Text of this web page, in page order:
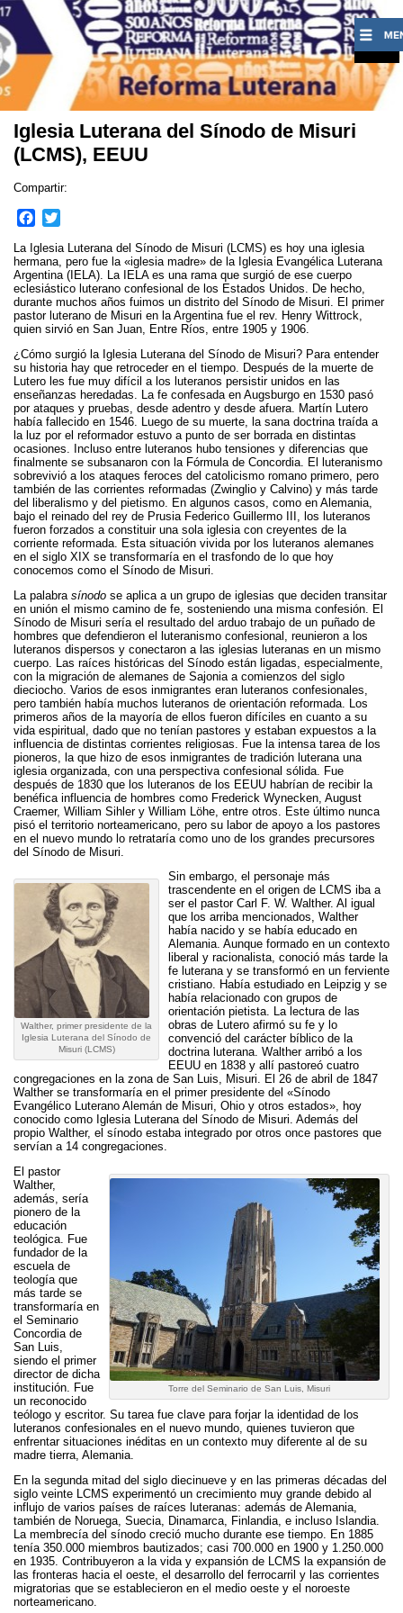
Iglesia Luterana del Sínodo de Misuri
(LCMS), EEUU
Compartir:
c
e
b
o
o
i
t
t
e
r
La Iglesia Luterana del Sínodo de Misuri (LCMS) es hoy una iglesia
hermana, pero fue la «iglesia madre» de la Iglesia Evangélica Luterana
Argentina (IELA). La IELA es una rama que surgió de ese cuerpo
eclesiástico luterano confesional de los Estados Unidos. De hecho,
durante muchos años fuimos un distrito del Sínodo de Misuri. El primer
pastor luterano de Misuri en la Argentina fue el rev. Henry Wittrock,
quien sirvió en San Juan, Entre Ríos, entre 1905 y 1906.
¿Cómo surgió la Iglesia Luterana del Sínodo de Misuri? Para entender
su historia hay que retroceder en el tiempo. Después de la muerte de
Lutero les fue muy difícil a los luteranos persistir unidos en las
enseñanzas heredadas. La fe confesada en Augsburgo en 1530 pasó
por ataques y pruebas, desde adentro y desde afuera. Martín Lutero
había fallecido en 1546. Luego de su muerte, la sana doctrina traída a
la luz por el reformador estuvo a punto de ser borrada en distintas
ocasiones. Incluso entre luteranos hubo tensiones y diferencias que
finalmente se subsanaron con la Fórmula de Concordia. El luteranismo
sobrevivió a los ataques feroces del catolicismo romano primero, pero
también de las corrientes reformadas (Zwinglio y Calvino) y más tarde
del liberalismo y del pietismo. En algunos casos, como en Alemania,
bajo el reinado del rey de Prusia Federico Guillermo III, los luteranos
fueron forzados a constituir una sola iglesia con creyentes de la
corriente reformada. Esta situación vivida por los luteranos alemanes
en el siglo XIX se transformaría en el trasfondo de lo que hoy
conocemos como el Sínodo de Misuri.
La palabra sínodo se aplica a un grupo de iglesias que deciden transitar
en unión el mismo camino de fe, sosteniendo una misma confesión. El
Sínodo de Misuri sería el resultado del arduo trabajo de un puñado de
hombres que defendieron el luteranismo confesional, reunieron a los
luteranos dispersos y conectaron a las iglesias luteranas en un mismo
cuerpo. Las raíces históricas del Sínodo están ligadas, especialmente,
con la migración de alemanes de Sajonia a comienzos del siglo
dieciocho. Varios de esos inmigrantes eran luteranos confesionales,
pero también había muchos luteranos de orientación reformada. Los
primeros años de la mayoría de ellos fueron difíciles en cuanto a su
vida espiritual, dado que no tenían pastores y estaban expuestos a la
influencia de distintas corrientes religiosas. Fue la intensa tarea de los
pioneros, la que hizo de esos inmigrantes de tradición luterana una
iglesia organizada, con una perspectiva confesional sólida. Fue
después de 1830 que los luteranos de los EEUU habrían de recibir la
benéfica influencia de hombres como Frederick Wynecken, August
Craemer, William Sihler y William Löhe, entre otros. Este último nunca
pisó el territorio norteamericano, pero su labor de apoyo a los pastores
en el nuevo mundo lo retrataría como uno de los grandes precursores
del Sínodo de Misuri.
Walther, primer presidente de la
Iglesia Luterana del Sínodo de
Misuri (LCMS)
Sin embargo, el personaje más
trascendente en el origen de LCMS iba a
ser el pastor Carl F. W. Walther. Al igual
que los arriba mencionados, Walther
había nacido y se había educado en
Alemania. Aunque formado en un contexto
liberal y racionalista, conoció más tarde la
fe luterana y se transformó en un ferviente
cristiano. Había estudiado en Leipzig y se
había relacionado con grupos de
orientación pietista. La lectura de las
obras de Lutero afirmó su fe y lo
convenció del carácter bíblico de la
doctrina luterana. Walther arribó a los
EEUU en 1838 y allí pastoreó cuatro
congregaciones en la zona de San Luis, Misuri. El 26 de abril de 1847
Walther se transformaría en el primer presidente del «Sínodo
Evangélico Luterano Alemán de Misuri, Ohio y otros estados», hoy
conocido como Iglesia Luterana del Sínodo de Misuri. Además del
propio Walther, el sínodo estaba integrado por otros once pastores que
servían a 14 congregaciones.
Torre del Seminario de San Luis, Misuri
El pastor
Walther,
además, sería
pionero de la
educación
teológica. Fue
fundador de la
escuela de
teología que
más tarde se
transformaría en
el Seminario
Concordia de
San Luis,
siendo el primer
director de dicha
institución. Fue
un reconocido
teólogo y escritor. Su tarea fue clave para forjar la identidad de los
luteranos confesionales en el nuevo mundo, quienes tuvieron que
enfrentar situaciones inéditas en un contexto muy diferente al de su
madre tierra, Alemania.
En la segunda mitad del siglo diecinueve y en las primeras décadas del
siglo veinte LCMS experimentó un crecimiento muy grande debido al
influjo de varios países de raíces luteranas: además de Alemania,
también de Noruega, Suecia, Dinamarca, Finlandia, e incluso Islandia.
La membrecía del sínodo creció mucho durante ese tiempo. En 1885
tenía 350.000 miembros bautizados; casi 700.000 en 1900 y 1.250.000
en 1935. Contribuyeron a la vida y expansión de LCMS la expansión de
las fronteras hacia el oeste, el desarrollo del ferrocarril y las corrientes
migratorias que se establecieron en el medio oeste y el noroeste
norteamericano.